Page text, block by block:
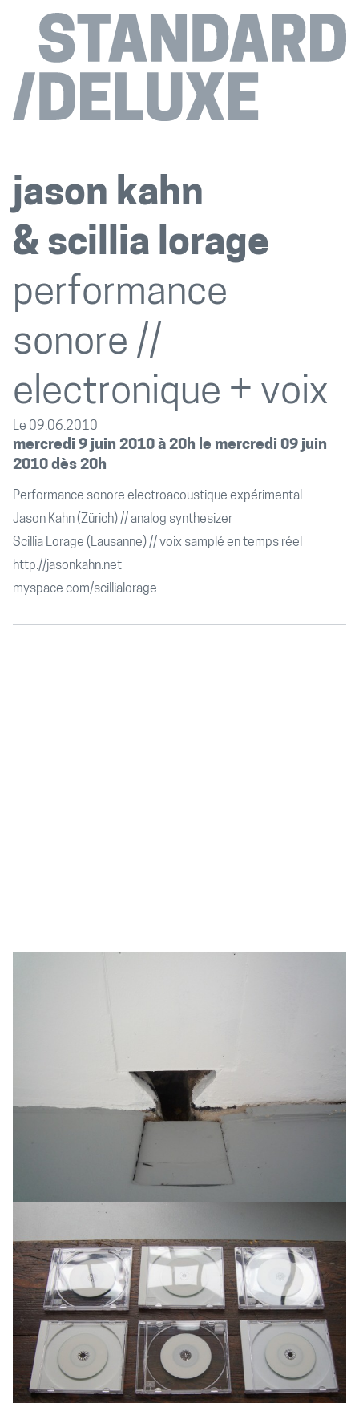
jason kahn
scillia lorage
performance
sonore //
electronique + voix
Le 09.06.2010
mercredi 9 juin 2010 à 20h le mercredi 09 juin
2010 dès 20h
Performance sonore electroacoustique expérimental
Jason Kahn (Zürich) // analog synthesizer
Scillia Lorage (Lausanne) // voix samplé en temps réel
http://jasonkahn.net
myspace.com/scillialorage